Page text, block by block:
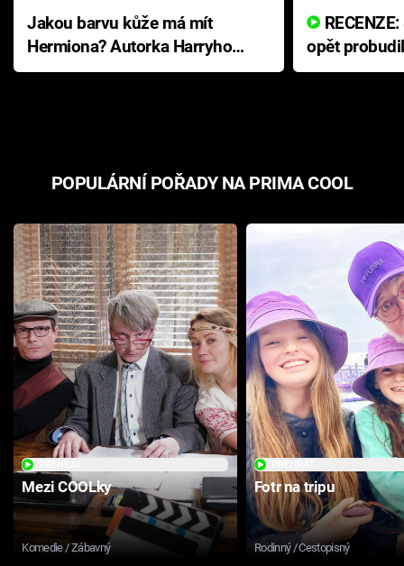
Jakou barvu kůže má mít
Hermiona? Autorka Harryho
Pottera přišla s ráznou
opět
přichází s
POPULÁRNÍ POŘADY NA PRIMA COOL
Mezi COOLky
Komedie / Zábavný
Fotr na tripu
Rodinný / Cestopisný